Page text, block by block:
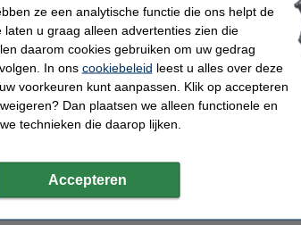
Kleur:
Soort:
Aantal vellen:
hebben
ze een analytische functie die ons helpt de
u graag alleen advertenties zien die
daarom cookies gebruiken om uw gedrag
In ons cookiebeleid leest u alles over deze
voorkeuren kunt aanpassen. Klik op accepteren
Dan plaatsen we alleen functionele en
technieken die daarop lijken.
Accepteren